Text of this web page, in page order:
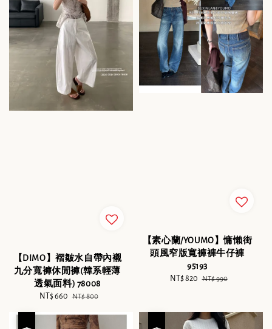
【DIMO】褶皺水自帶內襯
九分寬褲休閒褲(韓系輕薄
透氣面料) 78008
Sale
NT$ 660 Regular
NT$ 800
【素心蘭/YOUMO】慵懶街
頭風窄版寬褲褲牛仔褲
95193
Sale
NT$ 820 Regular
NT$ 990